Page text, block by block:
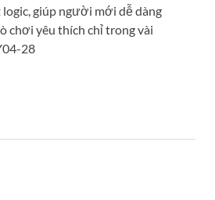
logic, giúp người mới dễ dàng
chơi yêu thích chỉ trong vài
28